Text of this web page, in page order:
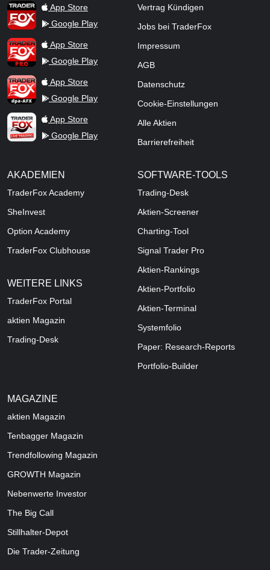
TraderFox AppApp Store
Google Play
TraderFox ProApp Store
Google Play
TraderFox dpa-AFX ProFeed
App Store
Google Play
TraderFox Live Trading
App Store
Google Play
Vertrag Kündigen
Jobs bei TraderFox
Impressum
AGB
Datenschutz
Cookie-Einstellungen
Alle Aktien
Barrierefreiheit
AKADEMIEN
TraderFox Academy
SheInvest
Option Academy
TraderFox Clubhouse
WEITERE LINKS
TraderFox Portal
aktien Magazin
Trading-Desk
SOFTWARE-TOOLS
Trading-Desk
Aktien-Screener
Charting-Tool
Signal Trader Pro
Aktien-Rankings
Aktien-Portfolio
Aktien-Terminal
Systemfolio
Paper: Research-Reports
Portfolio-Builder
MAGAZINE
aktien Magazin
Tenbagger Magazin
Trendfollowing Magazin
GROWTH Magazin
Nebenwerte Investor
The Big Call
Stillhalter-Depot
Die Trader-Zeitung